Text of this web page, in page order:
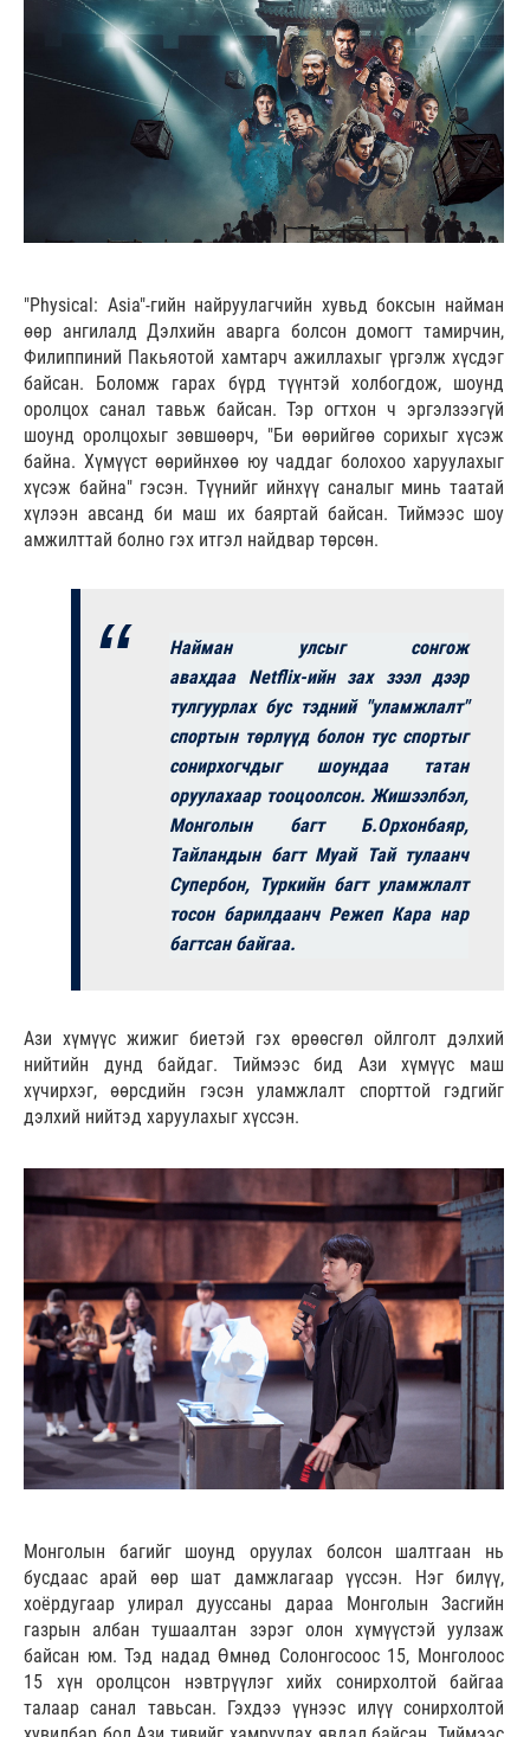
"Physical: Asia"-гийн найруулагчийн хувьд боксын найман
өөр ангилалд Дэлхийн аварга болсон домогт тамирчин,
Филиппиний Пакьяотой хамтарч ажиллахыг үргэлж хүсдэг
байсан. Боломж гарах бүрд түүнтэй холбогдож, шоунд
оролцох санал тавьж байсан. Тэр огтхон ч эргэлзээгүй
шоунд оролцохыг зөвшөөрч, "Би өөрийгөө сорихыг хүсэж
байна. Хүмүүст өөрийнхөө юу чаддаг болохоо харуулахыг
хүсэж байна" гэсэн. Түүнийг ийнхүү саналыг минь таатай
хүлээн авсанд би маш их баяртай байсан. Тиймээс шоу
амжилттай болно гэх итгэл найдвар төрсөн.
Найман улсыг сонгож
авахдаа Netflix-ийн зах зээл дээр
тулгуурлах бус тэдний "уламжлалт"
спортын төрлүүд болон тус спортыг
сонирхогчдыг шоундаа татан
оруулахаар тооцоолсон. Жишээлбэл,
Монголын багт Б.Орхонбаяр,
Тайландын багт Муай Тай тулаанч
Супербон, Туркийн багт уламжлалт
тосон барилдаанч Режеп Кара нар
багтсан байгаа.
Ази хүмүүс жижиг биетэй гэх өрөөсгөл ойлголт дэлхий
нийтийн дунд байдаг. Тиймээс бид Ази хүмүүс маш
хүчирхэг, өөрсдийн гэсэн уламжлалт спорттой гэдгийг
дэлхий нийтэд харуулахыг хүссэн.
Монголын багийг шоунд оруулах болсон шалтгаан нь
бусдаас арай өөр шат дамжлагаар үүссэн. Нэг билүү,
хоёрдугаар улирал дууссаны дараа Монголын Засгийн
газрын албан тушаалтан зэрэг олон хүмүүстэй уулзаж
байсан юм. Тэд надад Өмнөд Солонгосоос 15, Монголоос
15 хүн оролцсон нэвтрүүлэг хийх сонирхолтой байгаа
талаар санал тавьсан. Гэхдээ үүнээс илүү сонирхолтой